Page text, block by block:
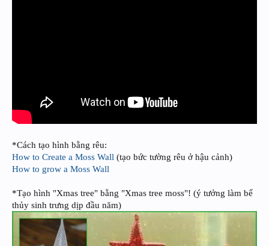
*Cách tạo hình bằng rêu:
How to Create a Moss Wall (tạo bức tường rêu ở hậu cảnh)
How to grow a Moss Wall
*Tạo hình "Xmas tree" bằng "Xmas tree moss"! (ý tưởng làm bể
thủy sinh trưng dịp đầu năm)